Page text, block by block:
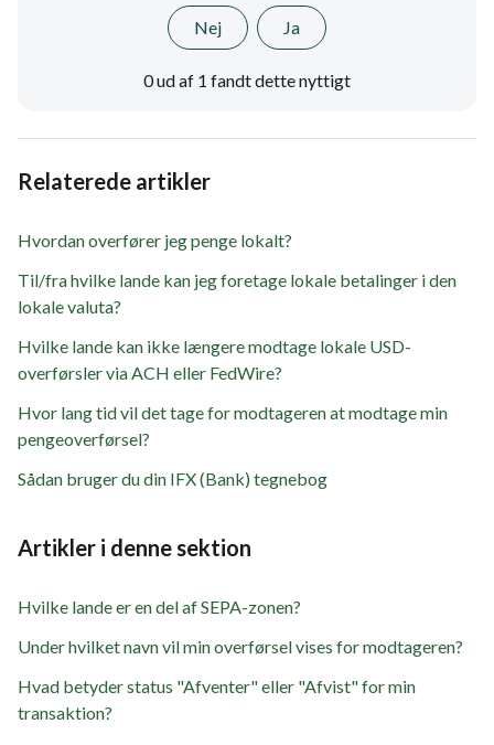
Nej Ja
0 ud af 1 fandt dette nyttigt
Relaterede artikler
Hvordan overfører jeg penge lokalt?
Til/fra hvilke lande kan jeg foretage lokale betalinger i den
lokale valuta?
Hvilke lande kan ikke længere modtage lokale USD-
overførsler via ACH eller FedWire?
Hvor lang tid vil det tage for modtageren at modtage min
pengeoverførsel?
Sådan bruger du din IFX (Bank) tegnebog
Artikler i denne sektion
Hvilke lande er en del af SEPA-zonen?
Under hvilket navn vil min overførsel vises for modtageren?
Hvad betyder status "Afventer" eller "Afvist" for min
transaktion?